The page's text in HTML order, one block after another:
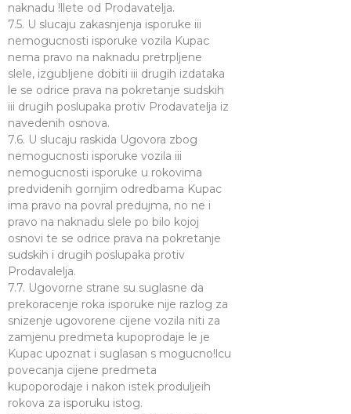
naknadu !llete od Prodavatelja.
7.5. U slucaju zakasnjenja isporuke iii
nemogucnosti isporuke vozila Kupac
nema pravo na naknadu pretrpljene
slele, izgubljene dobiti iii drugih izdataka
le se odrice prava na pokretanje sudskih
iii drugih poslupaka protiv Prodavatelja iz
navedenih osnova.
7.6. U slucaju raskida Ugovora zbog
nemogucnosti isporuke vozila iii
nemogucnosti isporuke u rokovima
predvidenih gornjim odredbama Kupac
ima pravo na povral predujma, no ne i
pravo na naknadu slele po bilo kojoj
osnovi te se odrice prava na pokretanje
sudskih i drugih poslupaka protiv
Prodavalelja.
7.7. Ugovorne strane su suglasne da
prekoracenje roka isporuke nije razlog za
snizenje ugovorene cijene vozila niti za
zamjenu predmeta kupoprodaje le je
Kupac upoznat i suglasan s mogucno!lcu
povecanja cijene predmeta
kupoporodaje i nakon istek produljeih
rokova za isporuku istog.